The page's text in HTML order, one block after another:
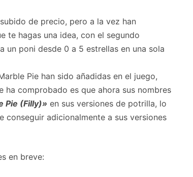
de precio, pero a la vez han
te hagas una idea, con el segundo
un poni desde 0 a 5 estrellas en una sola
Pie han sido añadidas en el juego,
ha comprobado es que ahora sus nombres
Pie (Filly)» en sus versiones de potrilla, lo
adicionalmente a sus versiones
en breve: